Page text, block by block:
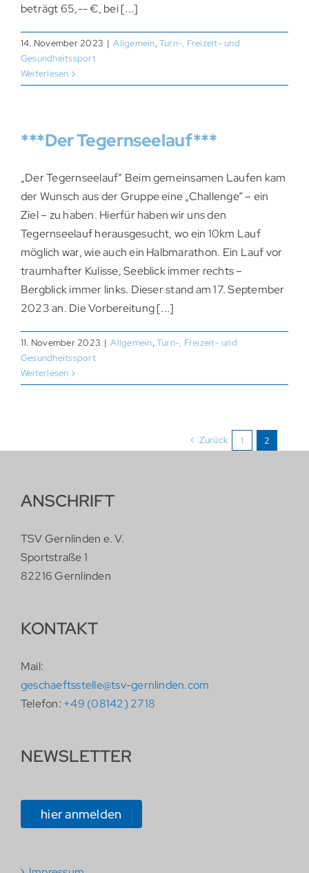
beträgt 65,-- €, bei [...]
14. November 2023 | Allgemein,Turn-, Freizeit- und
Gesundheitssport
Weiterlesen
***Der Tegernseelauf***
„Der Tegernseelauf“ Beim gemeinsamen Laufen kam
der Wunsch aus der Gruppe eine „Challenge“ – ein
Ziel – zu haben. Hierfür haben wir uns den
Tegernseelauf herausgesucht, wo ein 10km Lauf
möglich war, wie auch ein Halbmarathon. Ein Lauf vor
traumhafter Kulisse, Seeblick immer rechts –
Bergblick immer links. Dieser stand am 17. September
2023 an. Die Vorbereitung [...]
11. November 2023 | Allgemein,Turn-, Freizeit- und
Gesundheitssport
Weiterlesen
Zurück 1 2
ANSCHRIFT
TSV Gernlinden e. V.
Sportstraße 1
82216 Gernlinden
KONTAKT
Mail:
geschaeftsstelle@tsv-gernlinden.com
Telefon: +49 (08142) 2718
NEWSLETTER
hier anmelden